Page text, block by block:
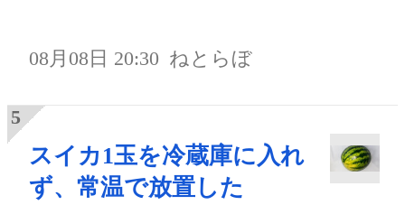
08月08日 20:30 ねとらぼ
スイカ1玉を冷蔵庫に入れ
ず、常温で放置した